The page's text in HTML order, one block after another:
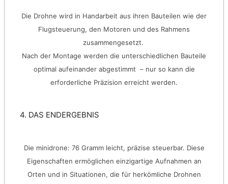
Die Drohne wird in Handarbeit aus ihren Bauteilen wie der
Flugsteuerung, den Motoren und des Rahmens
zusammengesetzt.
Nach der Montage werden die unterschiedlichen Bauteile
optimal aufeinander abgestimmt – nur so kann die
erforderliche Präzision erreicht werden.
4. DAS ENDERGEBNIS
Die minidrone: 76 Gramm leicht, präzise steuerbar. Diese
Eigenschaften ermöglichen einzigartige Aufnahmen an
Orten und in Situationen, die für herkömliche Drohnen